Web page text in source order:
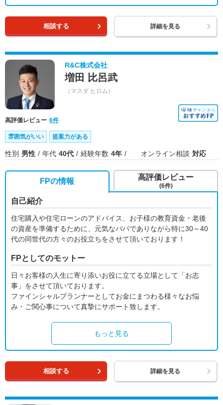
相談する 詳細を見る
R&C株式会社
増田 比呂武
（マスダ ヒロム）
高評価レビュー 6件
雰囲気がいい 提案力がある
性別 男性 年代 40代 経験年数 4年 オンライン相談 対応
FPの情報
自己紹介
住宅購入や住宅ローンのアドバイス、お子様の教育資金・老後
の資産を準備するために、元気なパパでありながら特に30～40
代の同世代の方々のお役立ちをさせて頂いております！
FPとしてのモットー
日々お客様の人生に寄り添いお役に立てる立場として「お志
事」をさせて頂いております。
ファインシャルプランナーとしてお金にまつわる様々なお悩
み・ご関心事について真摯にサポート致します。
もっと見る
高評価レビュー
(6件)
相談する 詳細を見る